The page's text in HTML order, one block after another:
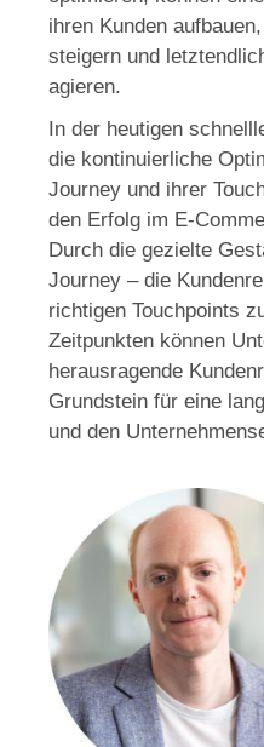
ihren Kunden
steigern und
agieren.
In der heutigen
die kontinuierliche
Journey und ihrer
den Erfolg im E-
Durch die gezielte
Journey – die
richtigen Touchpoints
Zeitpunkten können
herausragende
Grundstein für eine
und den